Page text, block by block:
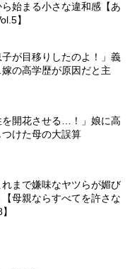
始まる小さな違和感【あ
】
子が目移りしたのよ！」義
の高学歴が原因だと主
を開花させる…！」娘に高
けた母の大誤算
まで嫌味なヤツらが媚び
母親ならすべてを許さな